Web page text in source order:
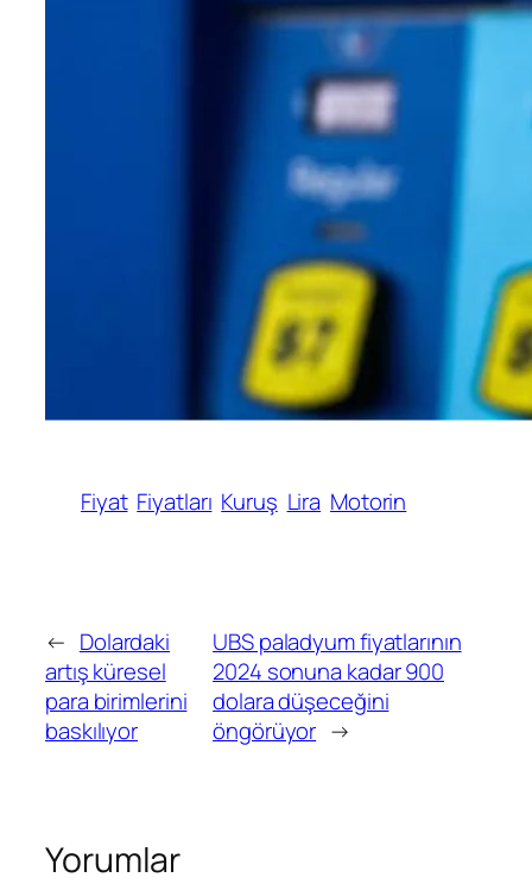
Fiyat Fiyatları Kuruş Lira Motorin
← Dolardaki
artış küresel
para birimlerini
baskılıyor
UBS paladyum fiyatlarının
2024 sonuna kadar 900
dolara düşeceğini
öngörüyor →
Yorumlar